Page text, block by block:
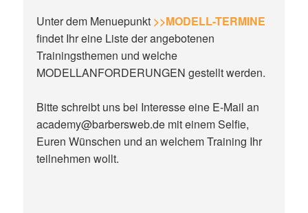
Unter dem Menuepunkt >>MODELL-TERMINE
findet Ihr eine Liste der angebotenen
Trainingsthemen und welche
MODELLANFORDERUNGEN gestellt werden.
Bitte schreibt uns bei Interesse eine E-Mail an
academy@barbersweb.de mit einem Selfie,
Euren Wünschen und an welchem Training Ihr
teilnehmen wollt.